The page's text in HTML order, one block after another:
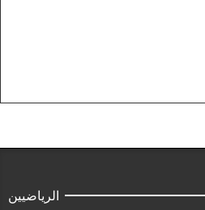
الرياضيين